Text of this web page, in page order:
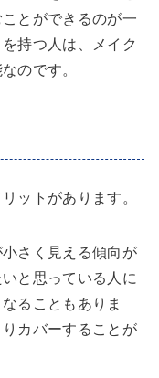
とができるのが一
持つ人は、メイク
のです。
ットがあります。
さく見える傾向が
と思っている人に
ることもありま
カバーすることが